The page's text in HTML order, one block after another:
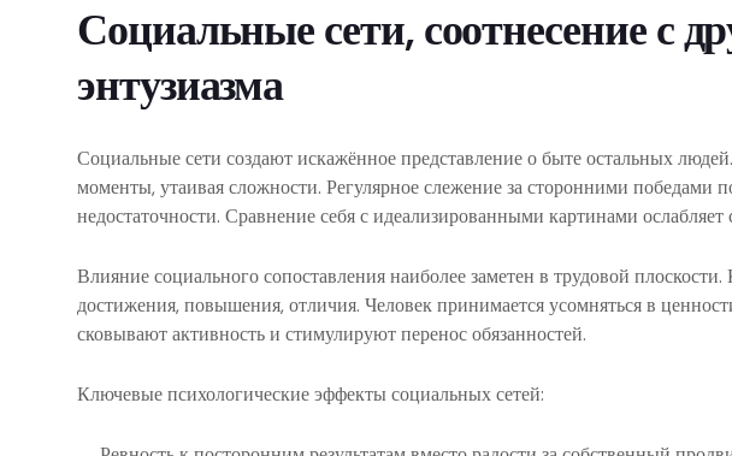
Социальные сети, соотнесение с
энтузиазма
Социальные сети создают искажённое представление о быте остальных
моменты, утаивая сложности. Регулярное слежение за сторонними победами
недостаточности. Сравнение себя с идеализированными картинами
Влияние социального сопоставления наиболее заметен в трудовой
достижения, повышения, отличия. Человек принимается усомняться в
сковывают активность и стимулируют перенос обязанностей.
Ключевые психологические эффекты социальных сетей: